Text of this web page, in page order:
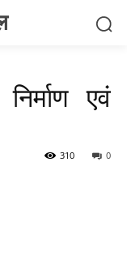
एवं
0
310